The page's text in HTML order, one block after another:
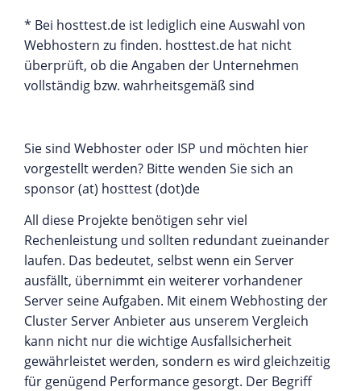
* Bei hosttest.de ist lediglich eine Auswahl von
Webhostern zu finden. hosttest.de hat nicht
überprüft, ob die Angaben der Unternehmen
vollständig bzw. wahrheitsgemäß sind
Sie sind Webhoster oder ISP und möchten hier
vorgestellt werden? Bitte wenden Sie sich an
sponsor (at) hosttest (dot)de
All diese Projekte benötigen sehr viel
Rechenleistung und sollten redundant zueinander
laufen. Das bedeutet, selbst wenn ein Server
ausfällt, übernimmt ein weiterer vorhandener
Server seine Aufgaben. Mit einem Webhosting der
Cluster Server Anbieter aus unserem Vergleich
kann nicht nur die wichtige Ausfallsicherheit
gewährleistet werden, sondern es wird gleichzeitig
für genügend Performance gesorgt. Der Begriff